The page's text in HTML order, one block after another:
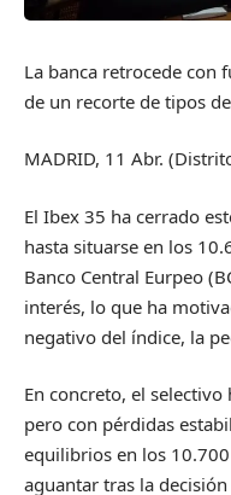
La banca retrocede con
de un recorte de tipos
MADRID, 11 Abr.
El Ibex 35 ha cerrado
hasta situarse en los
Banco Central Eurpeo
interés, lo que ha
negativo del índice, la
En concreto, el
pero con pérdidas
equilibrios en los
aguantar tras la